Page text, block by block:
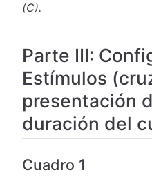
(C).
Parte III:
Estímulos
presentación
duración del
Cuadro 1